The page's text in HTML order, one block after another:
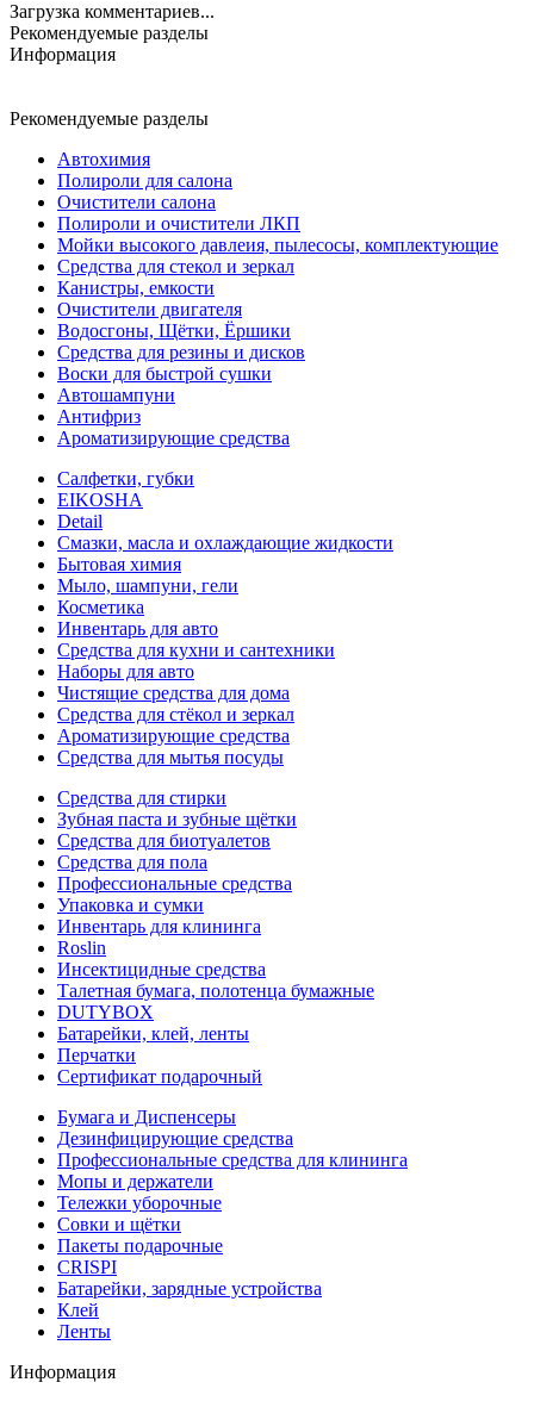
Загрузка комментариев...
Рекомендуемые разделы
Информация
Рекомендуемые разделы
Автохимия
Полироли для салона
Очистители салона
Полироли и очистители ЛКП
Мойки высокого давлеия, пылесосы, комплектующие
Средства для стекол и зеркал
Канистры, емкости
Очистители двигателя
Водосгоны, Щётки, Ёршики
Средства для резины и дисков
Воски для быстрой сушки
Автошампуни
Антифриз
Ароматизирующие средства
Салфетки, губки
EIKOSHA
Detail
Смазки, масла и охлаждающие жидкости
Бытовая химия
Мыло, шампуни, гели
Косметика
Инвентарь для авто
Средства для кухни и сантехники
Наборы для авто
Чистящие средства для дома
Средства для стёкол и зеркал
Ароматизирующие средства
Средства для мытья посуды
Средства для стирки
Зубная паста и зубные щётки
Средства для биотуалетов
Средства для пола
Профессиональные средства
Упаковка и сумки
Инвентарь для клининга
Roslin
Инсектицидные средства
Талетная бумага, полотенца бумажные
DUTYBOX
Батарейки, клей, ленты
Перчатки
Сертификат подарочный
Бумага и Диспенсеры
Дезинфицирующие средства
Профессиональные средства для клининга
Мопы и держатели
Тележки уборочные
Совки и щётки
Пакеты подарочные
CRISPI
Батарейки, зарядные устройства
Клей
Ленты
Информация